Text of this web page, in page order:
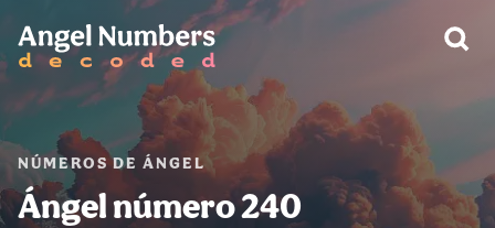
NÚMEROS DE ÁNGEL
Ángel número 240
ADVERTENCIA: